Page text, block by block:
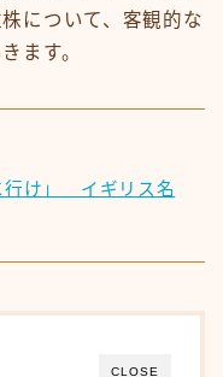
について、客観的な
ます。
行け」 イギリス名
CLOSE